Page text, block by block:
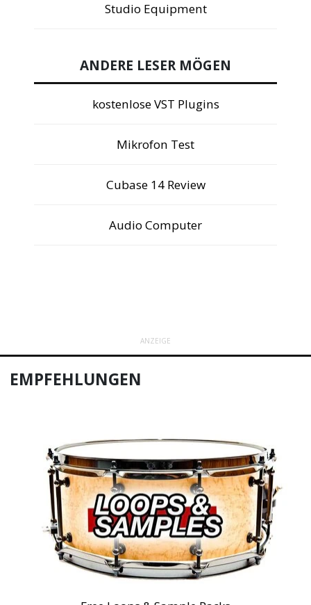
Studio Equipment
ANDERE LESER MÖGEN
kostenlose VST Plugins
Mikrofon Test
Cubase 14 Review
Audio Computer
ANZEIGE
EMPFEHLUNGEN